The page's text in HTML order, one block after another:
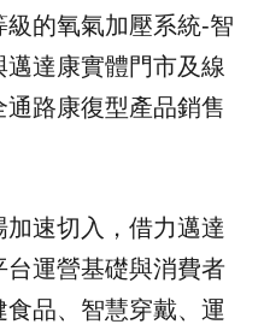
的氧氣加壓系統-智
達康實體門市及線
通路康復型產品銷售
加速切入，借力邁達
台運營基礎與消費者
品、智慧穿戴、運